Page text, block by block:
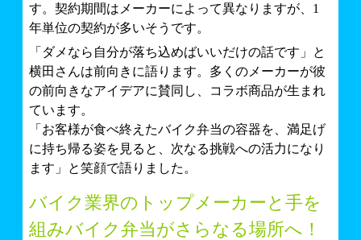
す。契約期間はメーカーによって異なりますが、1
年単位の契約が多いそうです。
「ダメなら自分が落ち込めばいいだけの話です」と
横田さんは前向きに語ります。多くのメーカーが彼
の前向きなアイデアに賛同し、コラボ商品が生まれ
ています。
「お客様が食べ終えたバイク弁当の容器を、満足げ
に持ち帰る姿を見ると、次なる挑戦への活力になり
ます」と笑顔で語りました。
バイク業界のトップメーカーと手を
組みバイク弁当がさらなる場所へ！